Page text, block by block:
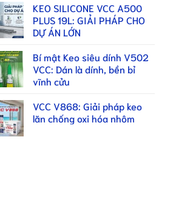
KEO SILICONE VCC A500
PLUS 19L: GIẢI PHÁP CHO
DỰ ÁN LỚN
Bí mật Keo siêu dính V502
VCC: Dán là dính, bền bỉ
vĩnh cửu
VCC V868: Giải pháp keo
lăn chống oxi hóa nhôm